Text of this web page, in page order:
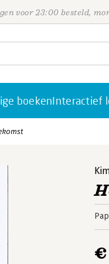
voor 23:00 besteld,
boekenInteractief
€